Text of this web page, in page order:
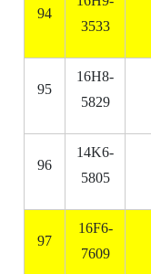
94
3533
95
16H8-
5829
96
14K6-
5805
97
16F6-
7609